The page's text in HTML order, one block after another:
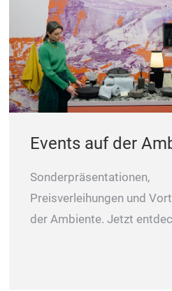
Events auf der
Sonderpräsentationen,
Preisverleihungen und
der Ambiente. Jetzt